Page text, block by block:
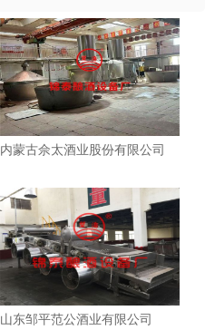
内蒙古佘太酒业股份有限公司
山东邹平范公酒业有限公司